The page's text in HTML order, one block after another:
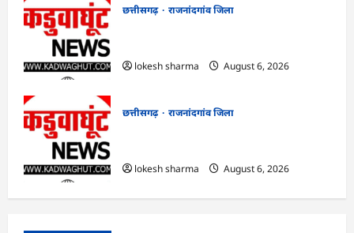
छत्तीसगढ़
राजनांदगांव जिला
lokesh sharma
August 6, 2026
छत्तीसगढ़
राजनांदगांव जिला
lokesh sharma
August 6, 2026